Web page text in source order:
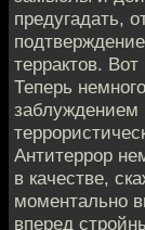
предугадать,
террактов.
Теперь
заблуждением
Антитеррор
в качестве,
моментально
вперед